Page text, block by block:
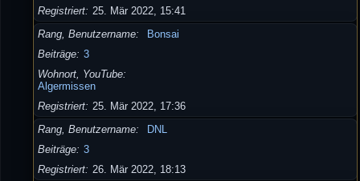
Registriert 25. Mär 2022, 15:41
Rang, Benutzername
Bonsai
Beiträge 3
Wohnort, YouTube
Algermissen
Registriert 25. Mär 2022, 17:36
Rang, Benutzername
DNL
Beiträge 3
Registriert 26. Mär 2022, 18:13